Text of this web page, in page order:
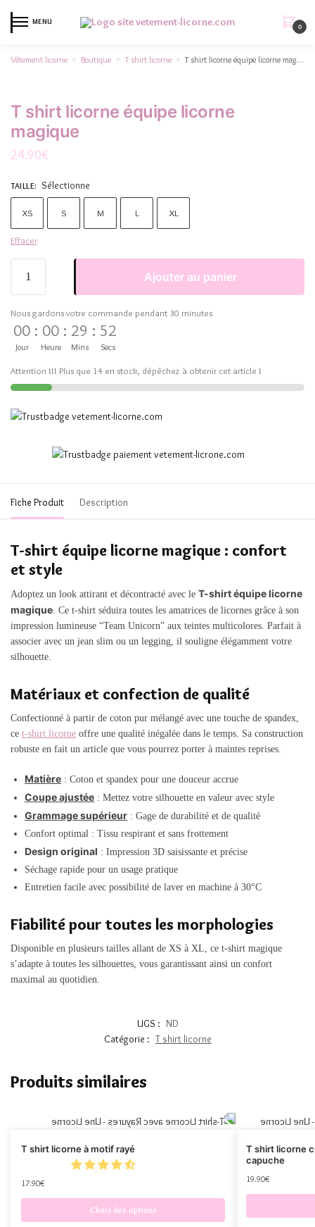
MENU
0
Vêtement licorne » Boutique » T shirt licorne » T shirt licorne équipe licorne magique
T shirt licorne équipe licorne
magique
24.90€
TAILLE: Sélectionne
XS S M L XL
Effacer
Ajouter au panier
Nous gardons votre commande pendant 30 minutes
00
Jour
: 00
Heure
: 29
Mins
: 52
Secs
Attention !!! Plus que 14 en stock, dépêchez à obtenir cet article !
Fiche Produit Description
T-shirt équipe licorne magique : confort
et style
Adoptez un look attirant et décontracté avec le T-shirt équipe licorne
magique. Ce t-shirt séduira toutes les amatrices de licornes grâce à son
impression lumineuse “Team Unicorn” aux teintes multicolores. Parfait à
associer avec un jean slim ou un legging, il souligne élégamment votre
silhouette.
Matériaux et confection de qualité
Confectionné à partir de coton pur mélangé avec une touche de spandex,
ce t-shirt licorne offre une qualité inégalée dans le temps. Sa construction
robuste en fait un article que vous pourrez porter à maintes reprises.
Matière : Coton et spandex pour une douceur accrue
Coupe ajustée : Mettez votre silhouette en valeur avec style
Grammage supérieur : Gage de durabilité et de qualité
Confort optimal : Tissu respirant et sans frottement
Design original : Impression 3D saisissante et précise
Séchage rapide pour un usage pratique
Entretien facile avec possibilité de laver en machine à 30°C
Fiabilité pour toutes les morphologies
Disponible en plusieurs tailles allant de XS à XL, ce t-shirt magique
s’adapte à toutes les silhouettes, vous garantissant ainsi un confort
maximal au quotidien.
UGS : ND
Catégorie : T shirt licorne
Produits similaires
T shirt licorne à motif rayé
17.90€
Choix des options
T shirt licorne
capuche
19.90€